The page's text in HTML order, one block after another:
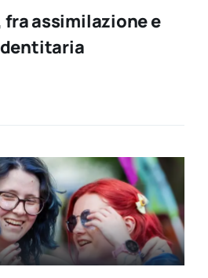
fra assimilazione e